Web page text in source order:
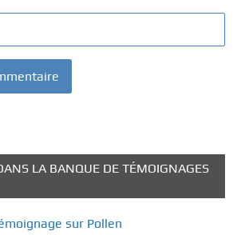
LA BANQUE DE TÉMOIGNAGES
sur Pollen